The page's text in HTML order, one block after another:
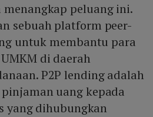
peluang ini.
sebuah platform peer-
untuk membantu para
di daerah
P2P lending adalah
uang kepada
yang dihubungkan